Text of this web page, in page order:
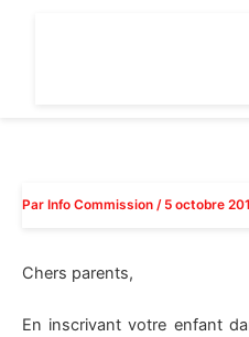
Par Info Commission / 5 octobre
Chers parents,
En inscrivant votre enfant